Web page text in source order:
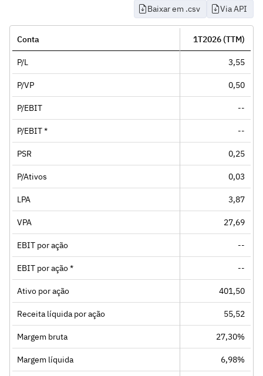
Baixar em .csv Via API
Conta 1T2026 (TTM)
P/L 3,55
P/VP 0,50
P/EBIT --
P/EBIT * --
PSR 0,25
P/Ativos 0,03
LPA 3,87
VPA 27,69
EBIT por ação --
EBIT por ação * --
Ativo por ação 401,50
Receita líquida por ação 55,52
Margem bruta 27,30%
Margem líquida 6,98%